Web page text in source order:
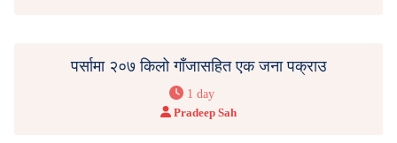
पर्सामा २०७ किलो गाँजासहित एक जना पक्राउ
1 day
Pradeep Sah